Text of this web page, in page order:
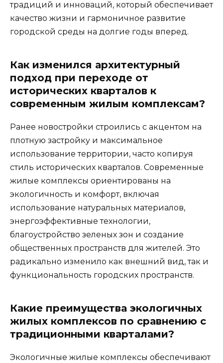
традиций и инноваций, который обеспечивает
качество жизни и гармоничное развитие
городской среды на долгие годы вперед.
Как изменился архитектурный
подход при переходе от
исторических кварталов к
современным жилым комплексам?
Ранее новостройки строились с акцентом на
плотную застройку и максимальное
использование территории, часто копируя
стиль исторических кварталов. Современные
жилые комплексы ориентированы на
экологичность и комфорт, включая
использование натуральных материалов,
энергоэффективные технологии,
благоустройство зеленых зон и создание
общественных пространств для жителей. Это
радикально изменило как внешний вид, так и
функциональность городских пространств.
Какие преимущества экологичных
жилых комплексов по сравнению с
традиционными кварталами?
Экологичные жилые комплексы обеспечивают